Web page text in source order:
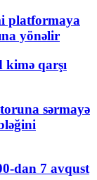
platformaya
yönəlir
qarşı
sərmayə
dan 7 avqust